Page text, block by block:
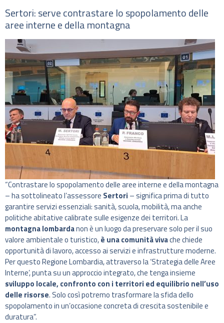
Sertori: serve contrastare lo spopolamento delle
aree interne e della montagna
“Contrastare lo spopolamento delle aree interne e della montagna
– ha sottolineato l’assessore Sertori – significa prima di tutto
garantire servizi essenziali: sanità, scuola, mobilità, ma anche
politiche abitative calibrate sulle esigenze dei territori. La
montagna lombardanon è un luogo da preservare solo per il suo
valore ambientale o turistico,è una comunità vivache chiede
opportunità di lavoro, accesso ai servizi e infrastrutture moderne.
Per questo Regione Lombardia, attraverso la ‘Strategia delle Aree
Interne’, punta su un approccio integrato, che tenga insieme
sviluppo locale, confronto con i territori ed equilibrio nell’uso
delle risorse. Solo così potremo trasformare la sfida dello
spopolamento in un’occasione concreta di crescita sostenibile e
duratura”.